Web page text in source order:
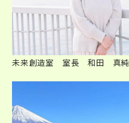
未来創造室 室長 和田 真純